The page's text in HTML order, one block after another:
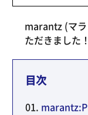
marantz (マラ
ただきました！
目次